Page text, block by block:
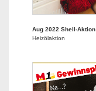
Aug 2022 Shell-Aktion
Heizölaktion